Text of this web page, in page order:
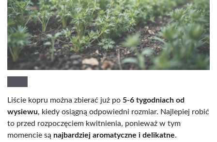
Liście kopru można zbierać już po 5-6 tygodniach od
wysiewu, kiedy osiągną odpowiedni rozmiar. Najlepiej robić
to przed rozpoczęciem kwitnienia, ponieważ w tym
momencie są najbardziej aromatyczne i delikatne.